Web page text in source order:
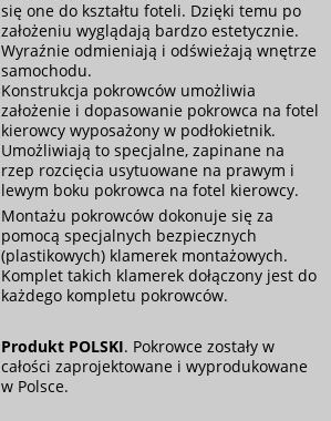
się one do kształtu foteli. Dzięki temu po
założeniu wyglądają bardzo estetycznie.
Wyraźnie odmieniają i odświeżają wnętrze
samochodu.
Konstrukcja pokrowców umożliwia
założenie i dopasowanie pokrowca na fotel
kierowcy wyposażony w podłokietnik.
Umożliwiają to specjalne, zapinane na
rzep rozcięcia usytuowane na prawym i
lewym boku pokrowca na fotel kierowcy.
Montażu pokrowców dokonuje się za
pomocą specjalnych bezpiecznych
(plastikowych) klamerek montażowych.
Komplet takich klamerek dołączony jest do
każdego kompletu pokrowców.
Produkt POLSKI. Pokrowce zostały w
całości zaprojektowane i wyprodukowane
w Polsce.